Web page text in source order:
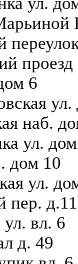
проезд
6
наб.
ул.
дом 10
ул.
пер. д.11
ул. вл. 6
д. 49